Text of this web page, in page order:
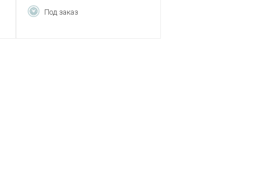
Под заказ